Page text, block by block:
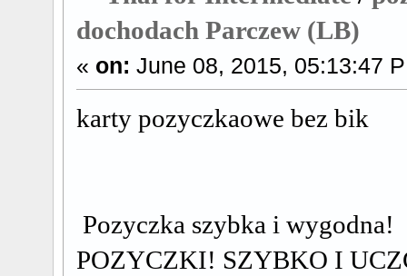
dochodach Parczew (LB)
« on: June 08, 2015, 05:13:47
karty pozyczkaowe bez
Pozyczka szybka i wygodna!
POZYCZKI! SZYBKO I